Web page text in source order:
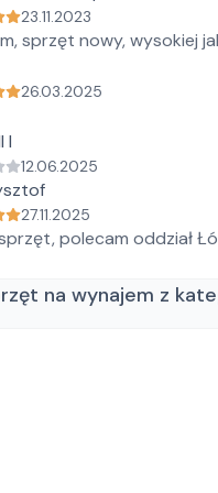
23.11.2023
sprzęt nowy, wysokiej
26.03.2025
I
12.06.2025
27.11.2025
polecam oddział
na wynajem z